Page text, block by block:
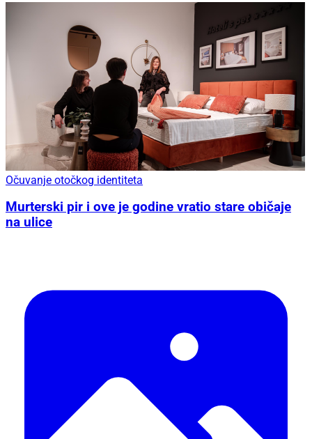
Očuvanje otočkog identiteta
Murterski pir i ove je godine vratio stare običaje
na ulice